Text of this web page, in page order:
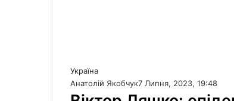
Україна
Анатолій Якобчук7 Липня, 2023, 19:48